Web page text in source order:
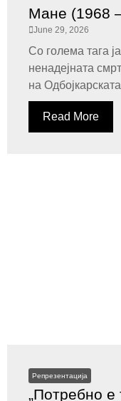
Мане (1968
June 29, 2026
Со голема тага
ненадејната
на
Read More
Репрезентација
„Потребно е